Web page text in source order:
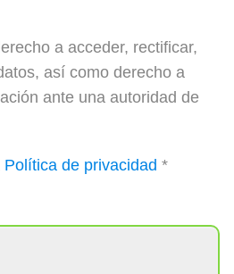
a acceder, rectificar,
así como derecho a
ante una autoridad de
Política de privacidad *